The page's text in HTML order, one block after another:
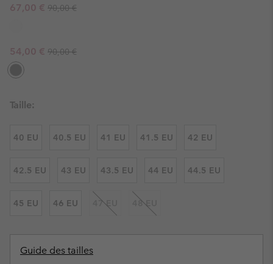
Sale price:
67,00 € Regular price:
90,00 €
Sale price:
54,00 € Regular price:
90,00 €
Taille:
40 EU 40.5 EU 41 EU 41.5 EU 42 EU
42.5 EU 43 EU 43.5 EU 44 EU 44.5 EU
45 EU 46 EU 47 EU 48 EU
Guide des tailles